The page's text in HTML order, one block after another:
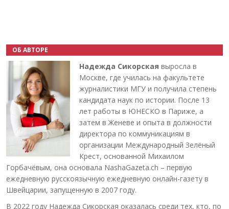
ОБ АВТОРЕ
Надежда Сикорская выросла в
Москве, где училась на факультете
журналистики МГУ и получила степень
кандидата наук по истории. После 13
лет работы в ЮНЕСКО в Париже, а
затем в Женеве и опыта в должности
директора по коммуникациям в
организации Международный Зелёный
Крест, основанной Михаилом
Горбачёвым, она основала NashaGazeta.ch – первую
ежедневную русскоязычную ежедневную онлайн-газету в
Швейцарии, запущенную в 2007 году.
В 2022 году Надежда Сикорская оказалась среди тех, кто, по